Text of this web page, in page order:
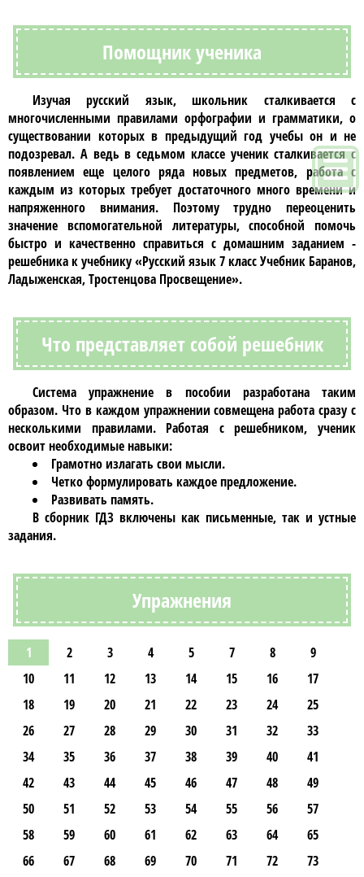
Помощник ученика
Изучаярусский язык, школьник сталкивается с
многочисленными правилами орфографии и грамматики, о
существовании которых в предыдущий год учебы он и не
подозревал. А ведь в седьмом классеученик сталкивается с
появлением еще целого ряда новых предметов, работа с
каждым из которых требует достаточного много времени и
напряженного внимания. Поэтому трудно переоценить
значение вспомогательной литературы, способной помочь
быстро и качественно справиться с домашним заданием -
решебника к учебнику«Русский язык 7 класс Учебник Баранов,
Ладыженская, Тростенцова Просвещение».
Что представляет собой решебник
Система упражнение в пособии разработана таким
образом. Что в каждом упражнении совмещена работа сразу с
несколькими правилами. Работая срешебником, ученик
освоит необходимые навыки:
Грамотно излагать свои мысли.
Четко формулировать каждое предложение.
Развивать память.
В сборник ГДЗ включены как письменные, так и устные
задания.
Упражнения
1 2 3 4 5 7 8
9
10
11 12 13 14 15 16
17
18
19 20 21 22 23 24
25
26
27 28 29 30 31 32
33
34
35 36 37 38 39 40
41
42
43 44 45 46 47 48
49
50
51 52 53 54 55 56
57
58
59 60 61 62 63 64
65
66
67 68 69 70 71 72
73